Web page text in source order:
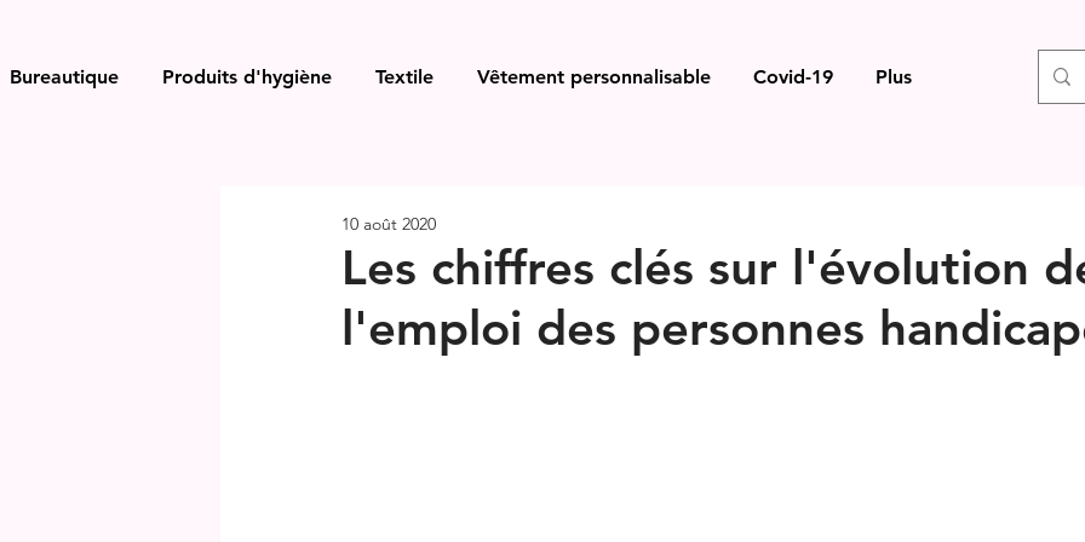
Bureautique Produits d'hygiène Textile Vêtement personnalisable Covid-19 Plus
Les chiffres clés sur l'évolution
l'emploi des personnes
10 août 2020